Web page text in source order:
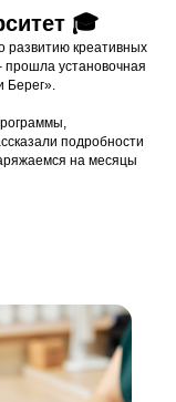
🎓
развитию креативных
установочная
Берег».
подробности
на месяцы